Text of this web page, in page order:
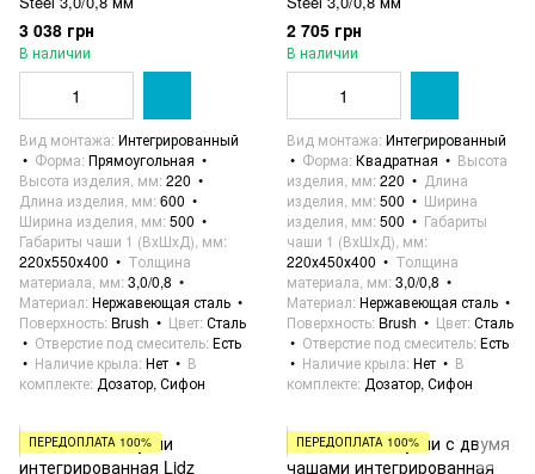
3 038 грн
В наличии
Вид монтажа Интегрированный
Форма Прямоугольная
Высота изделия, мм 220
Длина изделия, мм 600
Ширина изделия, мм 500
Габариты чаши 1 (ВхШхД), мм
220х550х400
Толщина
материала, мм 3,0/0,8
Материал Нержавеющая сталь
Поверхность Brush Цвет Сталь
Отверстие под смеситель Есть
Наличие крыла Нет
В
комплекте Дозатор, Сифон
2 705 грн
В наличии
Вид монтажа Интегрированный
Форма Квадратная
Высота
изделия, мм 220
Длина
изделия, мм 500
Ширина
изделия, мм 500
Габариты
чаши 1 (ВхШхД), мм
220х450х400
Толщина
материала, мм 3,0/0,8
Материал Нержавеющая сталь
Поверхность Brush Цвет Сталь
Отверстие под смеситель Есть
Наличие крыла Нет
В
комплекте Дозатор, Сифон
ПЕРЕДОПЛАТА 100% ПЕРЕДОПЛАТА 100%